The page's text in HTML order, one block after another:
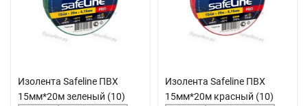
Изолента Safeline ПВХ
15мм*20м зеленый (10)
Изолента Safeline ПВХ
15мм*20м красный (10)